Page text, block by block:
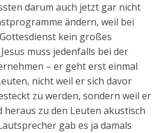
darum auch jetzt gar nicht
ändern, weil bei
kein großes
muss jedenfalls bei der
– er geht erst einmal
nicht weil er sich davor
zu werden, sondern weil er
heraus zu den Leuten akustisch
gab es ja damals